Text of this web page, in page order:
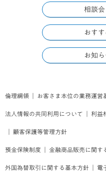
相談
おす
お知
倫理綱領 お客さま本位の業務運営
法人情報の共同利用について 利益
顧客保護等管理方針
預金保険制度 金融商品販売に関す
外国為替取引に関する基本方針 電